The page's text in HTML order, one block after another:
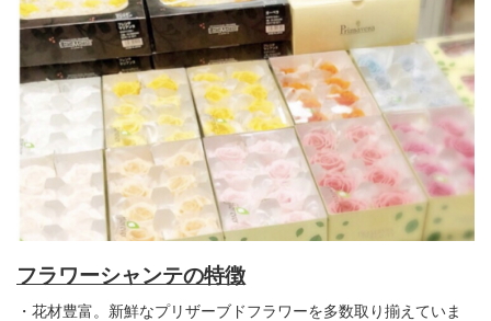
フラワーシャンテの特徴
・花材豊富。新鮮なプリザーブドフラワーを多数取り揃えていま